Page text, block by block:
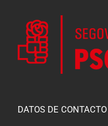
DATOS DE CONTACTO